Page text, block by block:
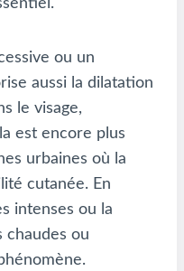
ou un
aussi la dilatation
le visage,
est encore plus
urbaines où la
cutanée. En
intenses ou la
chaudes ou